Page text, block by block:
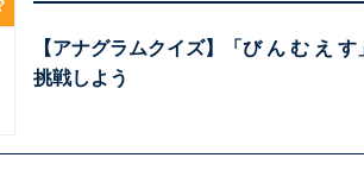
【アナグラムクイズ】「び ん む え
挑戦しよう